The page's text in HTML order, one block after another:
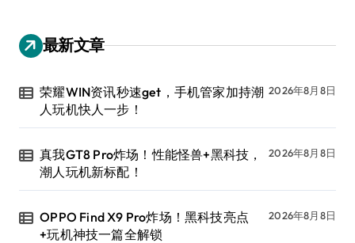
最新文章
荣耀WIN资讯秒速get，手机管家加持潮
人玩机快人一步！
2026年8月8日
真我GT8 Pro炸场！性能怪兽+黑科技，
潮人玩机新标配！
2026年8月8日
OPPO Find X9 Pro炸场！黑科技亮点
+玩机神技一篇全解锁
2026年8月8日